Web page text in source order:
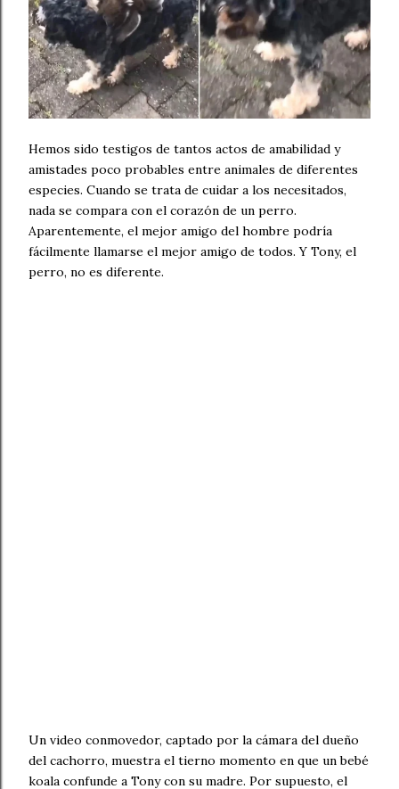
Hemos sido testigos de tantos actos de amabilidad y
amistades poco probables entre animales de diferentes
especies. Cuando se trata de cuidar a los necesitados,
nada se compara con el corazón de un perro.
Aparentemente, el mejor amigo del hombre podría
fácilmente llamarse el mejor amigo de todos. Y Tony, el
perro, no es diferente.
Un video conmovedor, captado por la cámara del dueño
del cachorro, muestra el tierno momento en que un bebé
koala confunde a Tony con su madre. Por supuesto, el